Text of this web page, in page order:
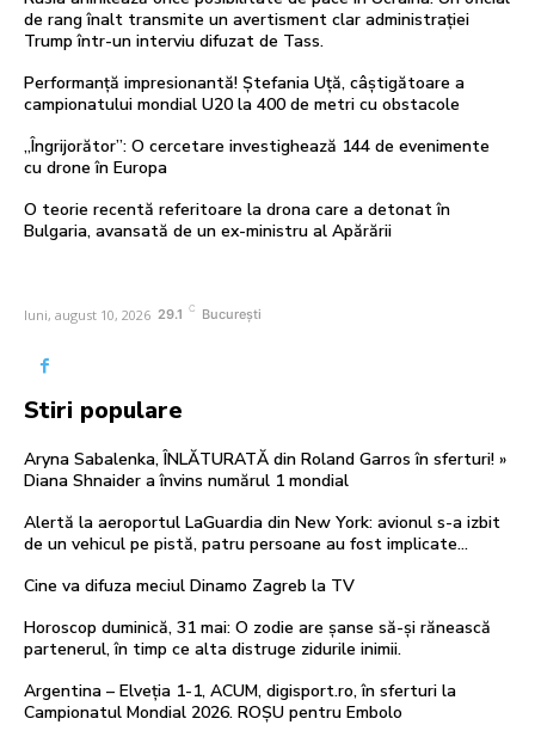
de rang înalt transmite un avertisment clar administrației
Trump într-un interviu difuzat de Tass.
Performanță impresionantă! Ștefania Uță, câștigătoare a
campionatului mondial U20 la 400 de metri cu obstacole
„Îngrijorător”: O cercetare investighează 144 de evenimente
cu drone în Europa
O teorie recentă referitoare la drona care a detonat în
Bulgaria, avansată de un ex-ministru al Apărării
luni, august 10, 2026 29.1 C București
Stiri populare
Aryna Sabalenka, ÎNLĂTURATĂ din Roland Garros în sferturi! »
Diana Shnaider a învins numărul 1 mondial
Alertă la aeroportul LaGuardia din New York: avionul s-a izbit
de un vehicul pe pistă, patru persoane au fost implicate…
Cine va difuza meciul Dinamo Zagreb la TV
Horoscop duminică, 31 mai: O zodie are șanse să-și rănească
partenerul, în timp ce alta distruge zidurile inimii.
Argentina – Elveția 1-1, ACUM, digisport.ro, în sferturi la
Campionatul Mondial 2026. ROȘU pentru Embolo